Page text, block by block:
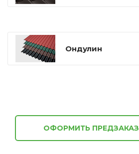
Ондулин
ОФОРМИТЬ ПРЕДЗАКАЗ